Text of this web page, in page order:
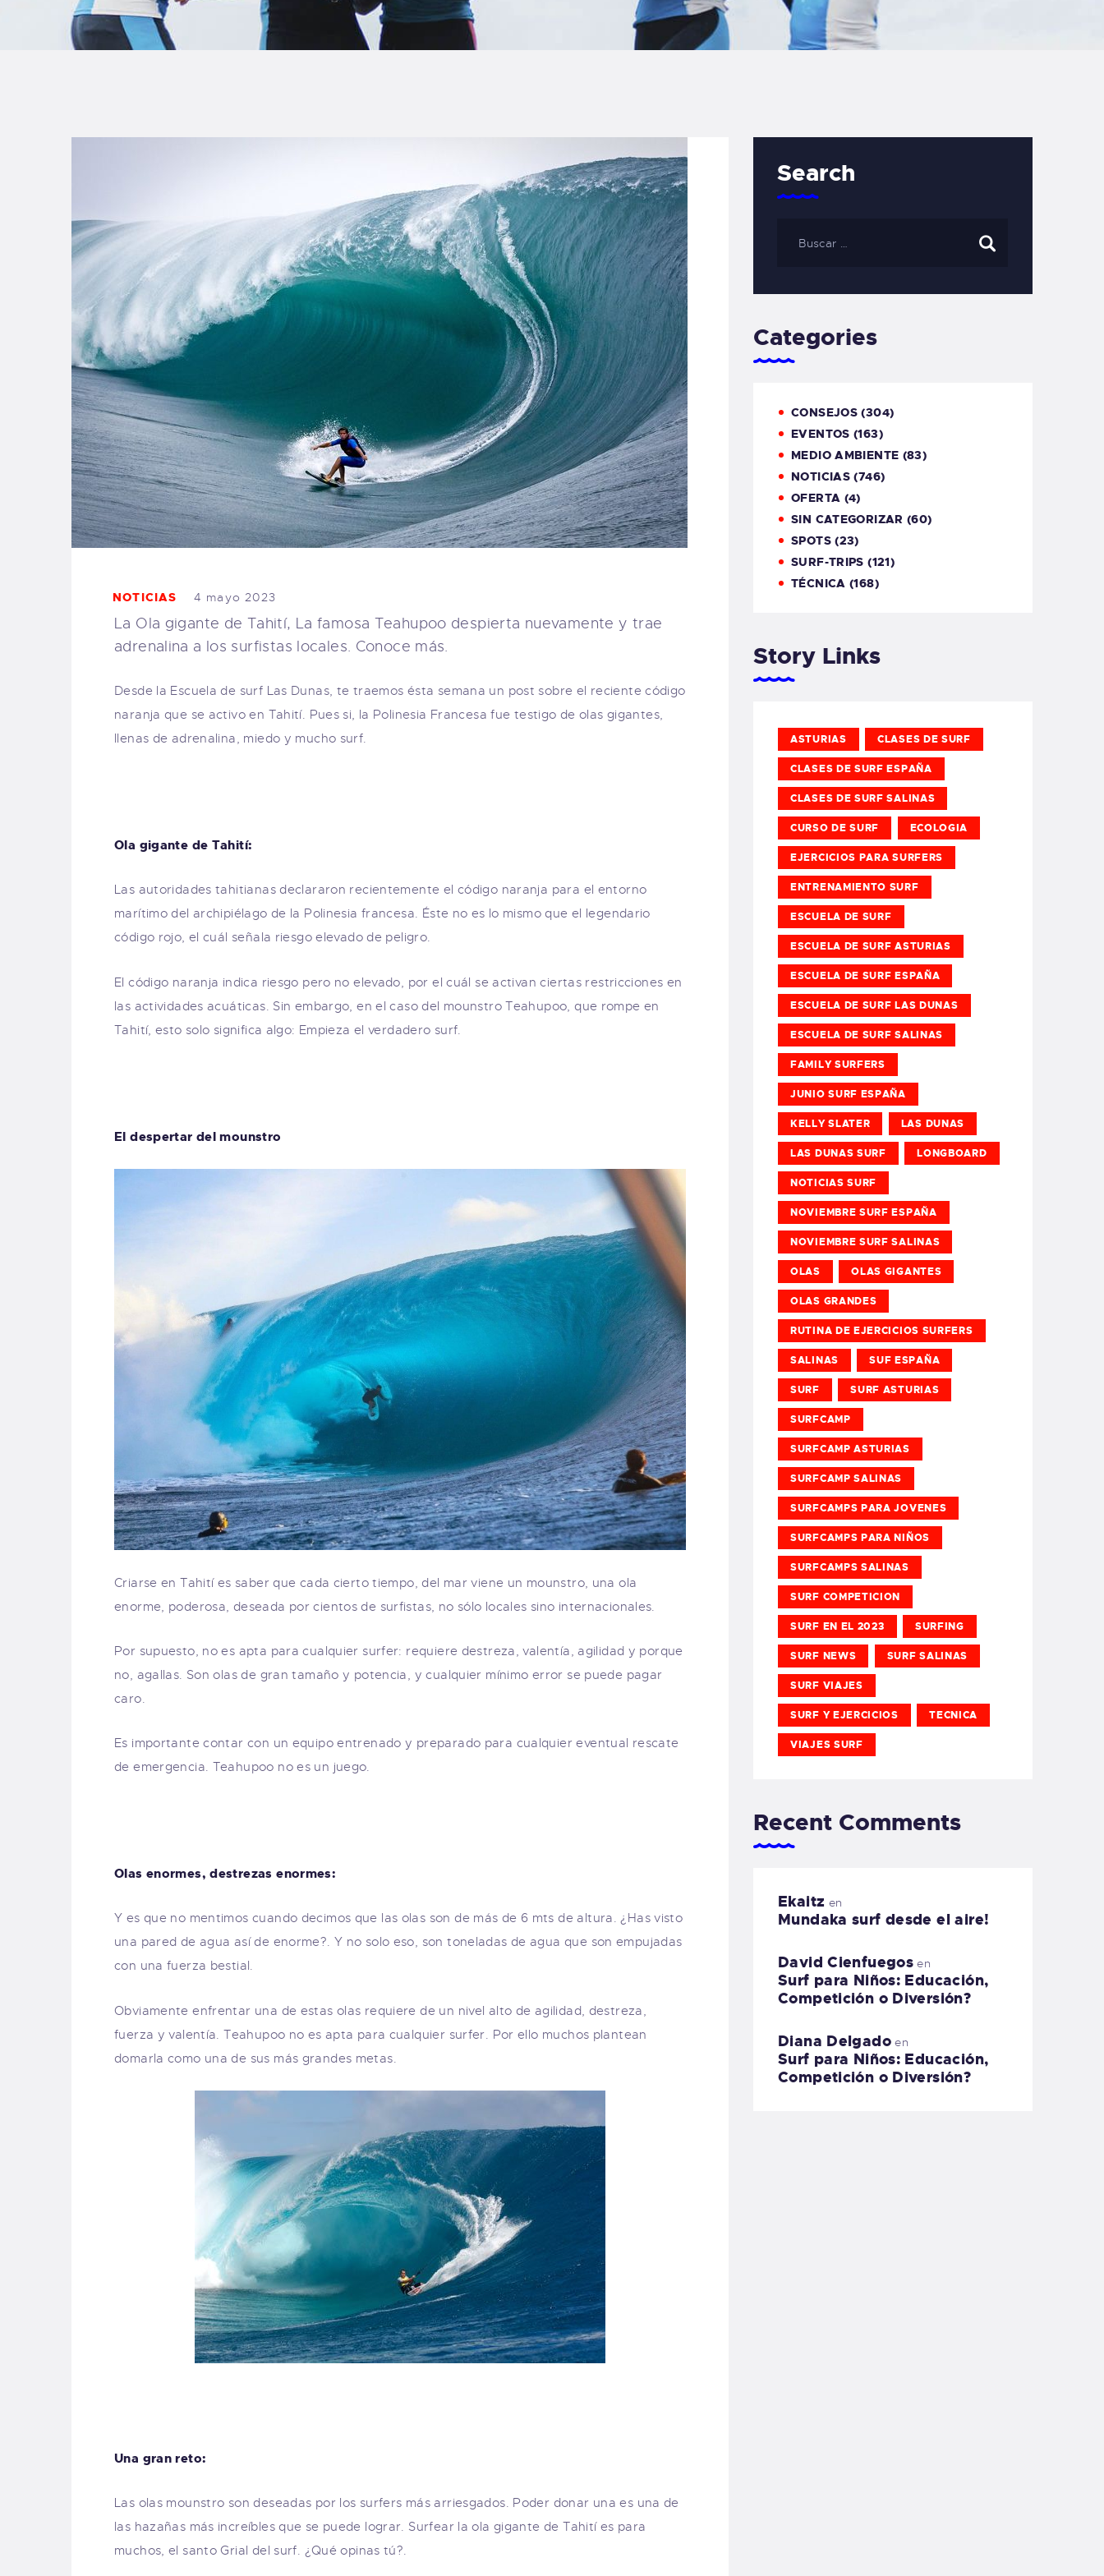
BLOG
TIENDA FAMILY
SURFERS
WEBCAM SALINAS
NOTICIAS 4 mayo 2023
La Ola gigante de Tahití, La famosa Teahupoo despierta nuevamente y trae
adrenalina a los surfistas locales. Conoce más.
Desde la Escuela de surf Las Dunas, te traemos ésta semana un post sobre el reciente código
naranja que se activo en Tahití. Pues si, la Polinesia Francesa fue testigo de olas gigantes,
llenas de adrenalina, miedo y mucho surf.
Ola gigante de Tahití:
Las autoridades tahitianas declararon recientemente el código naranja para el entorno
marítimo del archipiélago de la Polinesia francesa. Éste no es lo mismo que el legendario
código rojo, el cuál señala riesgo elevado de peligro.
El código naranja indica riesgo pero no elevado, por el cuál se activan ciertas restricciones en
las actividades acuáticas. Sin embargo, en el caso del mounstro Teahupoo, que rompe en
Tahití, esto solo significa algo: Empieza el verdadero surf.
El despertar del mounstro
Criarse en Tahití es saber que cada cierto tiempo, del mar viene un mounstro, una ola
enorme, poderosa, deseada por cientos de surfistas, no sólo locales sino internacionales.
Por supuesto, no es apta para cualquier surfer: requiere destreza, valentía, agilidad y porque
no, agallas. Son olas de gran tamaño y potencia, y cualquier mínimo error se puede pagar
caro.
Es importante contar con un equipo entrenado y preparado para cualquier eventual rescate
de emergencia. Teahupoo no es un juego.
Olas enormes, destrezas enormes:
Y es que no mentimos cuando decimos que las olas son de más de 6 mts de altura. ¿Has visto
una pared de agua así de enorme?. Y no solo eso, son toneladas de agua que son empujadas
con una fuerza bestial.
Obviamente enfrentar una de estas olas requiere de un nivel alto de agilidad, destreza,
fuerza y valentía. Teahupoo no es apta para cualquier surfer. Por ello muchos plantean
domarla como una de sus más grandes metas.
Una gran reto:
Las olas mounstro son deseadas por los surfers más arriesgados. Poder donar una es una de
las hazañas más increíbles que se puede lograr. Surfear la ola gigante de Tahití es para
muchos, el santo Grial del surf. ¿Qué opinas tú?.
Search
Categories
CONSEJOS (304)
EVENTOS (163)
MEDIO AMBIENTE (83)
NOTICIAS (746)
OFERTA (4)
SIN CATEGORIZAR (60)
SPOTS(23)
SURF-TRIPS (121)
TÉCNICA (168)
Story Links
ASTURIAS CLASES DE SURF
CLASES DE SURF ESPAÑA
CLASES DE SURF SALINAS
CURSO DE SURF ECOLOGIA
EJERCICIOS PARA SURFERS
ENTRENAMIENTO SURF
ESCUELA DE SURF
ESCUELA DE SURF ASTURIAS
ESCUELA DE SURF ESPAÑA
ESCUELA DE SURF LAS DUNAS
ESCUELA DE SURF SALINAS
FAMILY SURFERS
JUNIO SURF ESPAÑA
KELLY SLATER LAS DUNAS
LAS DUNAS SURF LONGBOARD
NOTICIAS SURF
NOVIEMBRE SURF ESPAÑA
NOVIEMBRE SURF SALINAS
OLAS OLAS GIGANTES
OLAS GRANDES
RUTINA DE EJERCICIOS SURFERS
SALINAS SUF ESPAÑA
SURF SURF ASTURIAS
SURFCAMP
SURFCAMP ASTURIAS
SURFCAMP SALINAS
SURFCAMPS PARA JOVENES
SURFCAMPS PARA NIÑOS
SURFCAMPS SALINAS
SURF COMPETICION
SURF EN EL 2023 SURFING
SURF NEWS SURF SALINAS
SURF VIAJES
SURF Y EJERCICIOS TECNICA
VIAJES SURF
Recent Comments
Ekaitz en
Mundaka surf desde el aire!
David Cienfuegos en
Surf para Niños: Educación,
Competición o Diversión?
Diana Delgadoen
Surf para Niños: Educación,
Competición o Diversión?